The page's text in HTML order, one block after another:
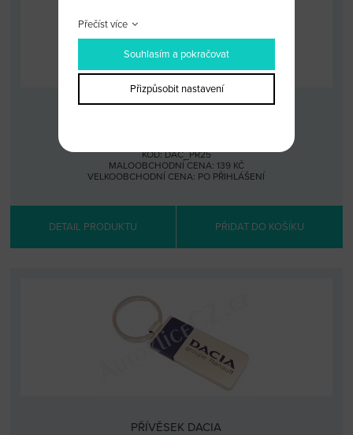
KÓD: DAC_PR25
MALOOBCHODNÍ CENA: 139 KČ
VELKOOBCHODNÍ CENA: PO PŘIHLÁŠENÍ
DETAIL PRODUKTU PŘIDAT DO KOŠÍKU
PŘÍVĚSEK DACIA
Přečíst více
Souhlasím a pokračovat
Přizpůsobit nastavení